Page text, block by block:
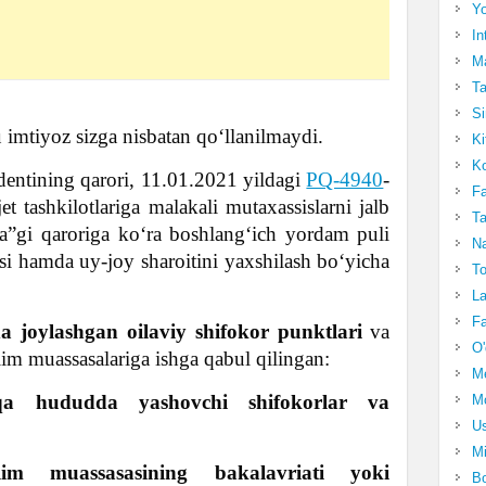
imtiyoz sizga nisbatan qo‘llanilmaydi.
qarori, 11.01.2021 yildagiPQ-4940-
tashkilotlariga malakali mutaxassislarni jalb
qaroriga ko‘ra boshlang‘ich yordam puli
hamda uy-joy sharoitini yaxshilash bo‘yicha
joylashgan oilaviy shifokor punktlari va
muassasalariga ishga qabul qilingan:
hududda yashovchi shifokorlar va
muassasasining bakalavriati yoki